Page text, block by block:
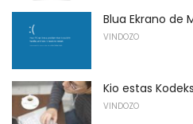
Blua Ekrano de
VINDOZO
Kio estas
VINDOZO